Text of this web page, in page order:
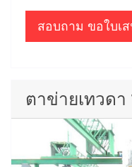
สอบถาม ขอใบเ
ตาข่ายเทวด